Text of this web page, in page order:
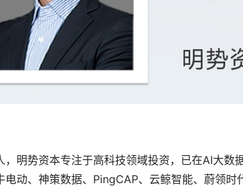
，明势资本专注于高科技领域投资，已在AI大
电动、神策数据、PingCAP、云鲸智能、蔚领时